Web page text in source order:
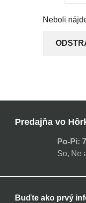
Neboli
Predajňa vo
Po-Pi:
So, Ne
Buďte ako prvý